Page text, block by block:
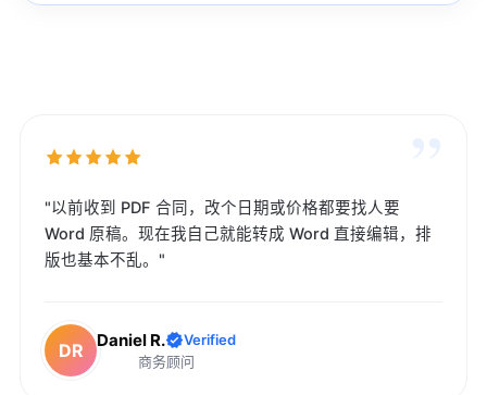
"以前收到 PDF 合同，改个日期或价格都要找人要
Word 原稿。现在我自己就能转成 Word 直接编辑，排
版也基本不乱。"
DR Daniel R.
Verified
商务顾问